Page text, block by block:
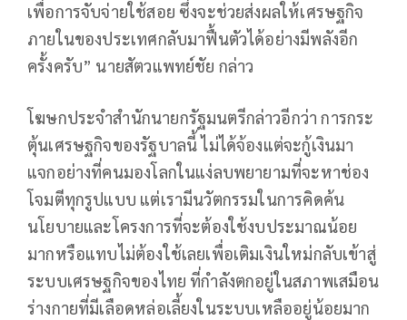
เพื่อการจับจ่ายใช้สอย ซึ่งจะช่วยส่งผลให้เศรษฐกิจ
ภายในของประเทศกลับมาฟื้นตัวได้อย่างมีพลังอีก
ครั้งครับ” นายสัตวแพทย์ชัย กล่าว
โฆษกประจำสำนักนายกรัฐมนตรีกล่าวอีกว่า การกระ
ตุ้นเศรษฐกิจของรัฐบาลนี้ ไม่ได้จ้องแต่จะกู้เงินมา
แจกอย่างที่คนมองโลกในแง่ลบพยายามที่จะหาช่อง
โจมตีทุกรูปแบบ แต่เรามีนวัตกรรมในการคิดค้น
นโยบายและโครงการที่จะต้องใช้งบประมาณน้อย
มากหรือแทบไม่ต้องใช้เลยเพื่อเติมเงินใหม่กลับเข้าสู่
ระบบเศรษฐกิจของไทย ที่กำลังตกอยู่ในสภาพเสมือน
ร่างกายที่มีเลือดหล่อเลี้ยงในระบบเหลืออยู่น้อยมาก